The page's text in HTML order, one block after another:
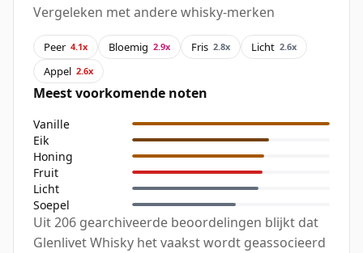
Vergeleken met andere whisky-merken
Peer 4.1x Bloemig 2.9x Fris 2.8x Licht 2.6x
Appel 2.6x
Meest voorkomende noten
Vanille
Eik
Honing
Fruit
Licht
Soepel
Uit 206 gearchiveerde beoordelingen blijkt dat
Glenlivet Whisky het vaakst wordt geassocieerd